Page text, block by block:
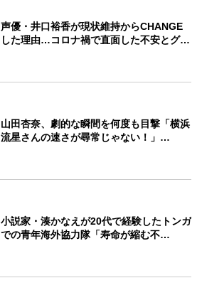
声優・井口裕香が現状維持からCHANGE
した理由…コロナ禍で直面した不安とグ…
山田杏奈、劇的な瞬間を何度も目撃「横浜
流星さんの速さが尋常じゃない！」…
小説家・湊かなえが20代で経験したトンガ
での青年海外協力隊「寿命が縮む不…